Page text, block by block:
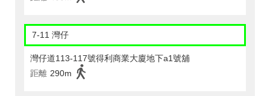
7-11 灣仔
灣仔道113-117號得利商業大廈地下a1號舖
距離 290m